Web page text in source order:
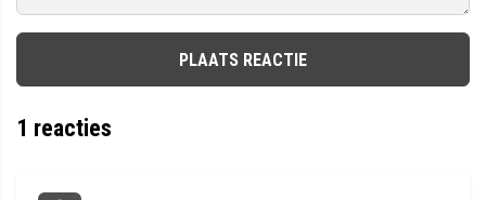
PLAATS REACTIE
1 reacties